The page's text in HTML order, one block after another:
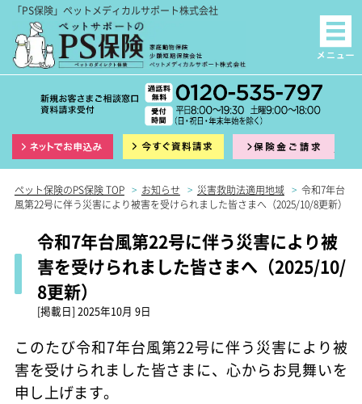
「PS保険」ペットメディカルサポート株式会社
インターネット申込 資料請求
ペット保険のPS保険 TOP > お知らせ > 災害救助法適用地域 > 令和7年台
風第22号に伴う災害により被害を受けられました皆さまへ（2025/10/8更新）
令和7年台風第22号に伴う災害により被
害を受けられました皆さまへ（2025/10/
8更新）
[掲載日] 2025年10月 9日
このたび令和7年台風第22号に伴う災害により被
害を受けられました皆さまに、心からお見舞いを
申し上げます。